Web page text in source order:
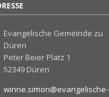
Evangelische Gemeinde zu
Düren
Peter Beier Platz 1
52349 Düren
winne.simon@evangelische-